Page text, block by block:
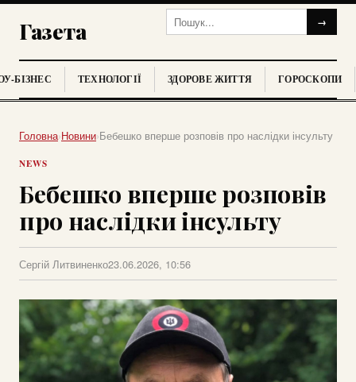
Газета →
БІЗНЕС ТЕХНОЛОГІЇ ЗДОРОВЕ ЖИТТЯ ГОРОСКОПИ
Головна›Новини›Бебешко вперше розповів про наслідки інсульту
NEWS
Бебешко вперше розповів
про наслідки інсульту
Сергій Литвиненко23.06.2026, 10:56